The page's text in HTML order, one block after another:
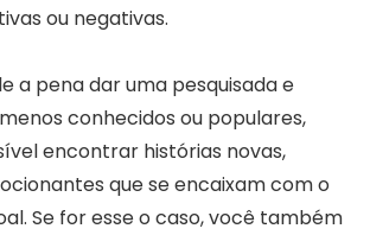
ou negativas.
a pena dar uma pesquisada e
conhecidos ou populares,
encontrar histórias novas,
que se encaixam com o
Se for esse o caso, você também